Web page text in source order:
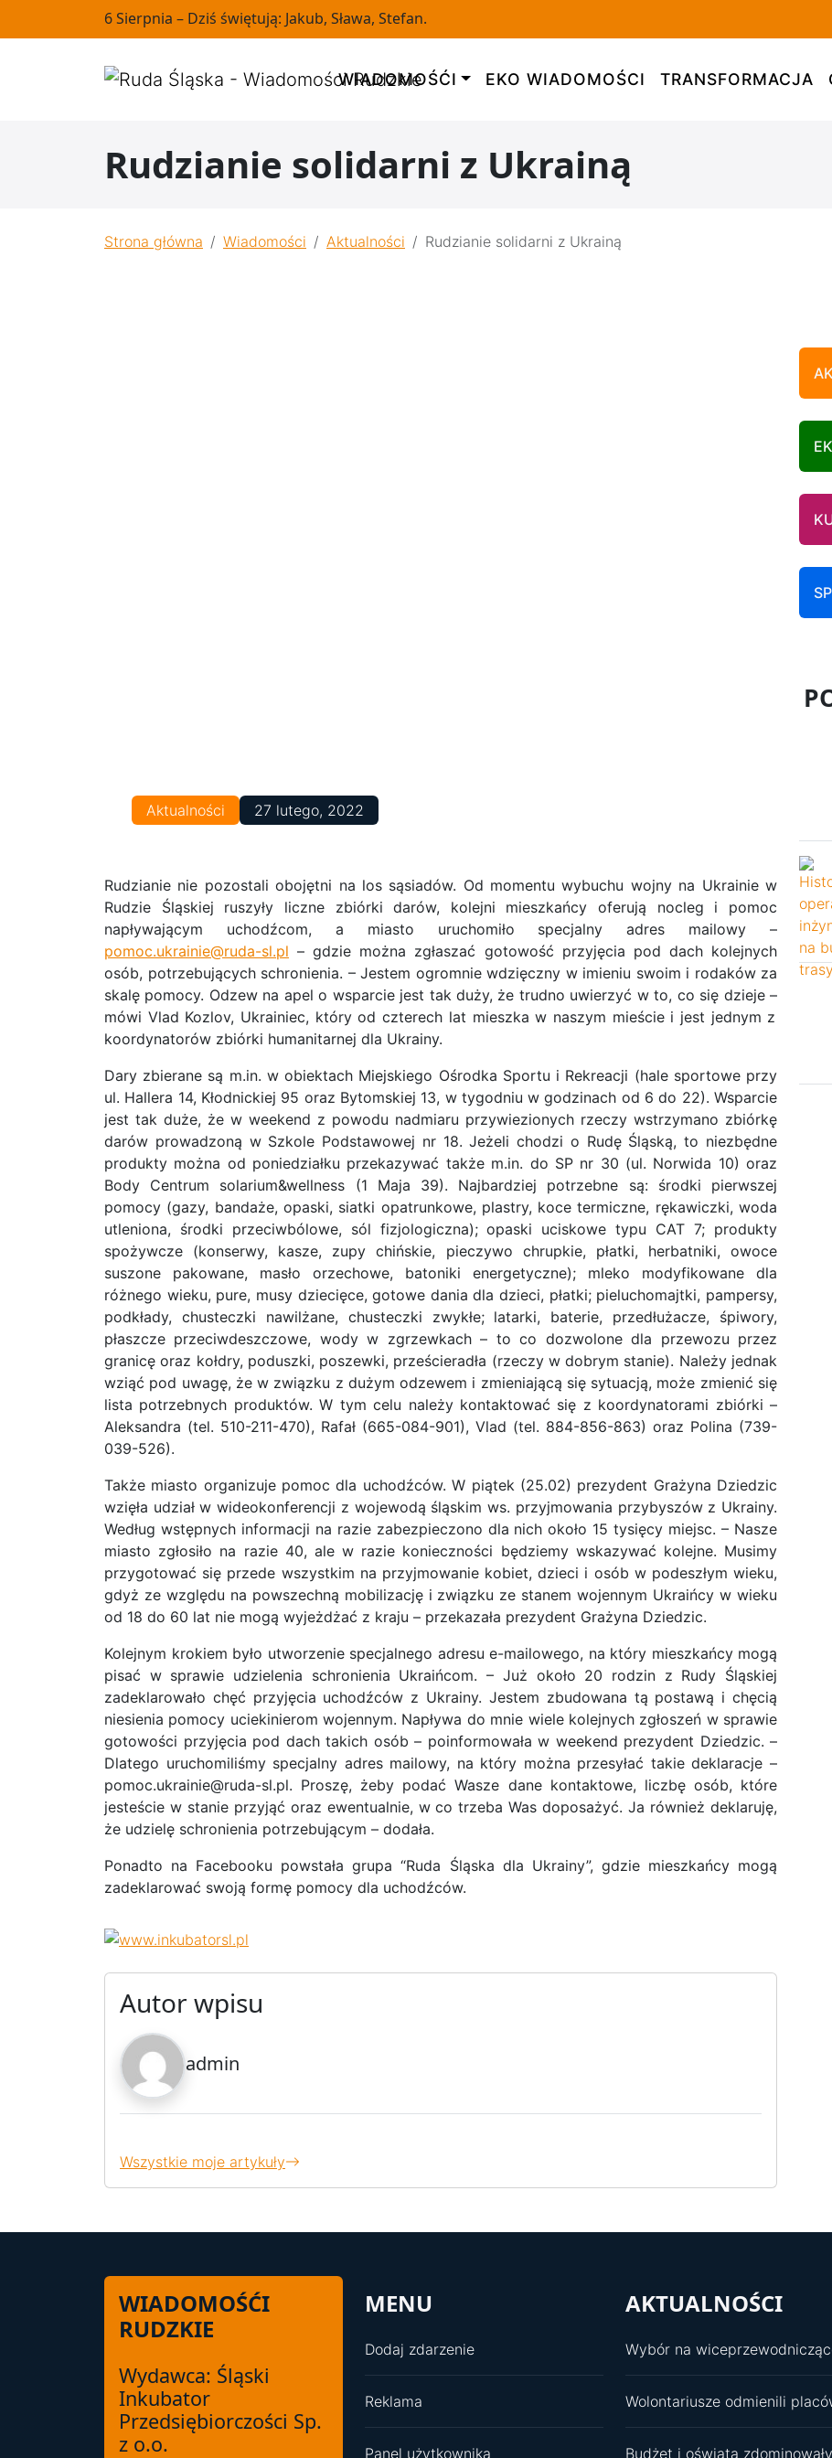
6 Sierpnia – Dziś świętują: Jakub, Sława, Stefan.
WIADOMOŚĆI EKO WIADOMOŚCI TRANSFORMACJA
Rudzianie solidarni z Ukrainą
Strona główna Wiadomości Aktualności Rudzianie solidarni z Ukrainą
Aktualności 27 lutego, 2022
Rudzianie nie pozostali obojętni na los sąsiadów. Od momentu wybuchu wojny na Ukrainie w
Rudzie Śląskiej ruszyły liczne zbiórki darów, kolejni mieszkańcy oferują nocleg i pomoc
napływającym uchodźcom, a miasto uruchomiło specjalny adres mailowy –
pomoc.ukrainie@ruda-sl.pl – gdzie można zgłaszać gotowość przyjęcia pod dach kolejnych
osób, potrzebujących schronienia. – Jestem ogromnie wdzięczny w imieniu swoim i rodaków za
skalę pomocy. Odzew na apel o wsparcie jest tak duży, że trudno uwierzyć w to, co się dzieje –
mówi Vlad Kozlov, Ukrainiec, który od czterech lat mieszka w naszym mieście i jest jednym z
koordynatorów zbiórki humanitarnej dla Ukrainy.
Dary zbierane są m.in. w obiektach Miejskiego Ośrodka Sportu i Rekreacji (hale sportowe przy
ul. Hallera 14, Kłodnickiej 95 oraz Bytomskiej 13, w tygodniu w godzinach od 6 do 22). Wsparcie
jest tak duże, że w weekend z powodu nadmiaru przywiezionych rzeczy wstrzymano zbiórkę
darów prowadzoną w Szkole Podstawowej nr 18. Jeżeli chodzi o Rudę Śląską, to niezbędne
produkty można od poniedziałku przekazywać także m.in. do SP nr 30 (ul. Norwida 10) oraz
Body Centrum solarium&wellness (1 Maja 39). Najbardziej potrzebne są: środki pierwszej
pomocy (gazy, bandaże, opaski, siatki opatrunkowe, plastry, koce termiczne, rękawiczki, woda
utleniona, środki przeciwbólowe, sól fizjologiczna); opaski uciskowe typu CAT 7; produkty
spożywcze (konserwy, kasze, zupy chińskie, pieczywo chrupkie, płatki, herbatniki, owoce
suszone pakowane, masło orzechowe, batoniki energetyczne); mleko modyfikowane dla
różnego wieku, pure, musy dziecięce, gotowe dania dla dzieci, płatki; pieluchomajtki, pampersy,
podkłady, chusteczki nawilżane, chusteczki zwykłe; latarki, baterie, przedłużacze, śpiwory,
płaszcze przeciwdeszczowe, wody w zgrzewkach – to co dozwolone dla przewozu przez
granicę oraz kołdry, poduszki, poszewki, prześcieradła (rzeczy w dobrym stanie). Należy jednak
wziąć pod uwagę, że w związku z dużym odzewem i zmieniającą się sytuacją, może zmienić się
lista potrzebnych produktów. W tym celu należy kontaktować się z koordynatorami zbiórki –
Aleksandra (tel. 510-211-470), Rafał (665-084-901), Vlad (tel. 884-856-863) oraz Polina (739-
039-526).
Także miasto organizuje pomoc dla uchodźców. W piątek (25.02) prezydent Grażyna Dziedzic
wzięła udział w wideokonferencji z wojewodą śląskim ws. przyjmowania przybyszów z Ukrainy.
Według wstępnych informacji na razie zabezpieczono dla nich około 15 tysięcy miejsc.– Nasze
miasto zgłosiło na razie 40, ale w razie konieczności będziemy wskazywać kolejne. Musimy
przygotować się przede wszystkim na przyjmowanie kobiet, dzieci i osób w podeszłym wieku,
gdyż ze względu na powszechną mobilizację i związku ze stanem wojennym Ukraińcy w wieku
od 18 do 60 lat nie mogą wyjeżdżać z kraju – przekazała prezydent Grażyna Dziedzic.
Kolejnym krokiem było utworzenie specjalnego adresu e-mailowego, na który mieszkańcy mogą
pisać w sprawie udzielenia schronienia Ukraińcom.– Już około 20 rodzin z Rudy Śląskiej
zadeklarowało chęć przyjęcia uchodźców z Ukrainy. Jestem zbudowana tą postawą i chęcią
niesienia pomocy uciekinierom wojennym. Napływa do mnie wiele kolejnych zgłoszeń w sprawie
gotowości przyjęcia pod dach takich osób – poinformowała w weekend prezydent Dziedzic. –
Dlatego uruchomiliśmy specjalny adres mailowy, na który można przesyłać takie deklaracje –
pomoc.ukrainie@ruda-sl.pl. Proszę, żeby podać Wasze dane kontaktowe, liczbę osób, które
jesteście w stanie przyjąć oraz ewentualnie, w co trzeba Was doposażyć. Ja również deklaruję,
że udzielę schronienia potrzebującym – dodała.
Ponadto na Facebooku powstała grupa “Ruda Śląska dla Ukrainy”, gdzie mieszkańcy mogą
zadeklarować swoją formę pomocy dla uchodźców.
Autor wpisu
admin
Wszystkie moje artykuły
WIADOMOŚĆI
RUDZKIE
Wydawca: Śląski
Inkubator
Przedsiębiorczości Sp.
z o.o.
MENU
Dodaj zdarzenie
Reklama
Panel użytkownika
AKTUALNOŚCI